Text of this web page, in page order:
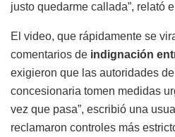
justo quedarme callada”, relató
El video, que rápidamente se
comentarios de indignación
exigieron que las autoridades
concesionaria tomen medidas
vez que pasa”, escribió una
reclamaron controles más